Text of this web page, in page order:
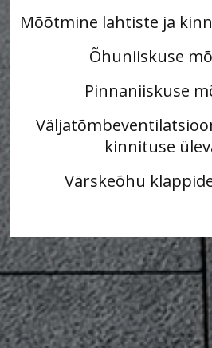
Mõõtmine lahtiste ja
Õhuniiskuse
Pinnaniiskuse
kinnituse
Värskeõhu